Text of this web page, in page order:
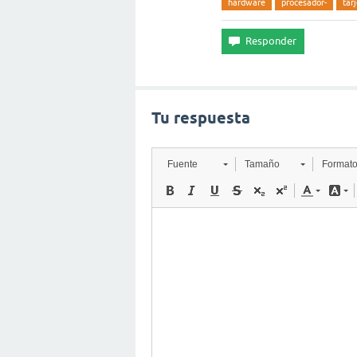
hardware procesador-
Tu respuesta
Fuente Tamaño Formato